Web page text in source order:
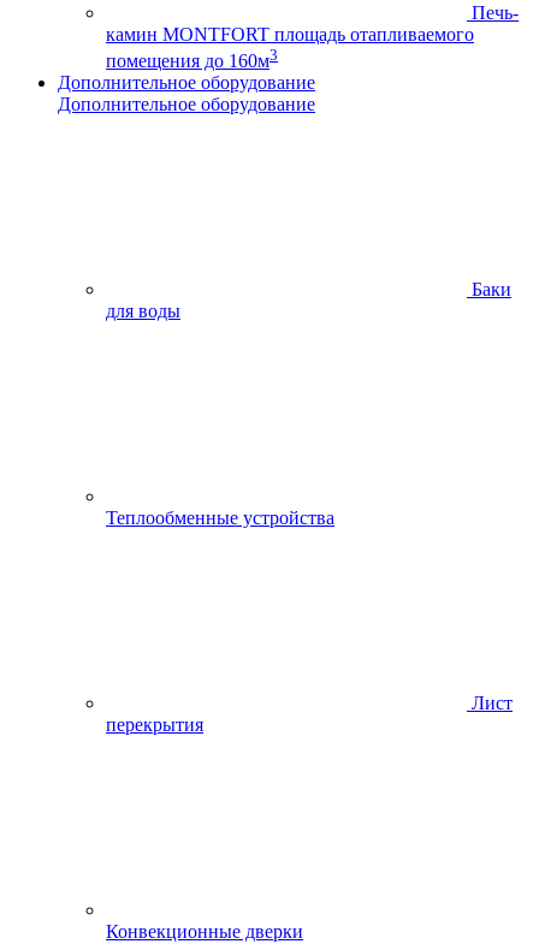
Печь-
камин MONTFORT площадь отапливаемого
помещения до 160м3
Дополнительное оборудование
Дополнительное оборудование
Баки
для воды
Теплообменные устройства
Лист
перекрытия
Конвекционные дверки